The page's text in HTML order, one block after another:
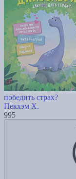
победить страх?
Пекхэм Х.
995